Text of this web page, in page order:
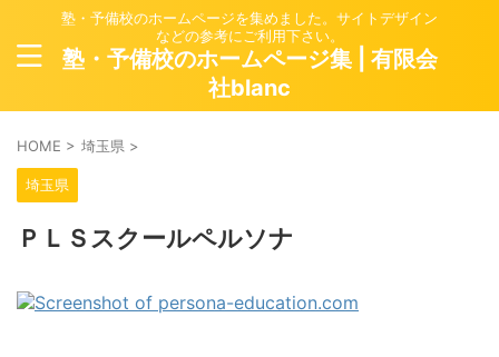
塾・予備校のホームページを集めました。サイトデザイン
などの参考にご利用下さい。
塾・予備校のホームページ集 | 有限会
社blanc
HOME > 埼玉県 >
埼玉県
ＰＬＳスクールペルソナ